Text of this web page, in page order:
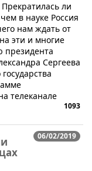
Прекратилась ли
в науке Россия
нам ждать от
эти и многие
президента
Сергеева
телеканале
1093
06/02/2019